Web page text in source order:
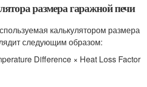
размера гаражной печи
калькулятором размера
следующим образом:
Difference × Heat Loss Factor